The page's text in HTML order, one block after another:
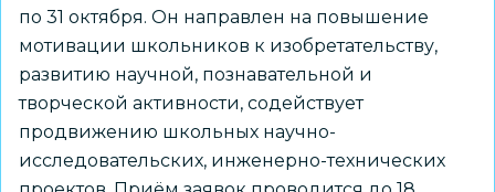
по 31 октября. Он направлен на повышение
мотивации школьников к изобретательству,
развитию научной, познавательной и
творческой активности, содействует
продвижению школьных научно-
исследовательских, инженерно-технических